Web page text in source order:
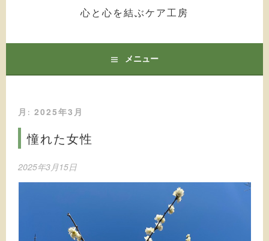
心と心を結ぶケア工房
メニュー
月:2025年3月
憧れた女性
2025年3月15日